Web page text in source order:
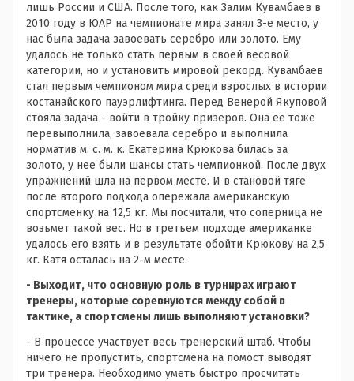
лишь России и США. После того, как Залим Кувамбаев в
2010 году в ЮАР на чемпионате мира занял 3-е место, у
нас была задача завоевать серебро или золото. Ему
удалось не только стать первым в своей весовой
категории, но и установить мировой рекорд. Кувамбаев
стал первым чемпионом мира среди взрослых в истории
костанайского пауэрлифтинга. Перед Венерой Якуповой
стояла задача - войти в тройку призеров. Она ее тоже
перевыполнила, завоевала серебро и выполнила
норматив м. с. м. к. Екатерина Крюкова билась за
золото, у нее были шансы стать чемпионкой. После двух
упражнений шла на первом месте. И в становой тяге
после второго подхода опережала американскую
спортсменку на 12,5 кг. Мы посчитали, что соперница не
возьмет такой вес. Но в третьем подходе американке
удалось его взять и в результате обойти Крюкову на 2,5
кг. Катя осталась на 2-м месте.
- Выходит, что основную роль в турнирах играют
тренеры, которые соревнуются между собой в
тактике, а спортсмены лишь выполняют установки?
- В процессе участвует весь тренерский штаб. Чтобы
ничего не пропустить, спортсмена на помост выводят
три тренера. Необходимо уметь быстро просчитать